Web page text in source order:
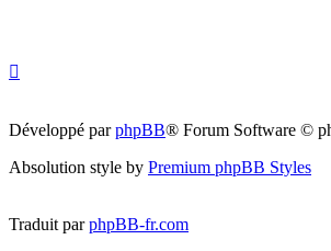
Développé parphpBB® Forum Software ©
Absolution style by Premium phpBB Styles
Traduit parphpBB-fr.com